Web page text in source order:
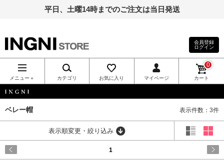
平日、土曜14時までのご注文は当日発送
INGNI（イン
グ）公式通
販｜INGNI
STORE
会員登録
ログイン
メニュー＋ カテゴリ お気に入り マイページ カート
0
ベレー帽 表示件数：3件
表示順変更・絞り込み
1